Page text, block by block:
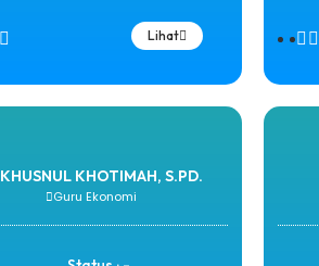
Lihat
KHUSNUL KHOTIMAH, S.PD.
Guru Ekonomi